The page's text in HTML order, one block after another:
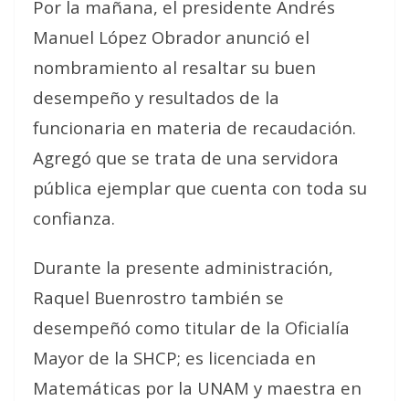
Por la mañana, el presidente Andrés
Manuel López Obrador anunció el
nombramiento al resaltar su buen
desempeño y resultados de la
funcionaria en materia de recaudación.
Agregó que se trata de una servidora
pública ejemplar que cuenta con toda su
confianza.
Durante la presente administración,
Raquel Buenrostro también se
desempeñó como titular de la Oficialía
Mayor de la SHCP; es licenciada en
Matemáticas por la UNAM y maestra en